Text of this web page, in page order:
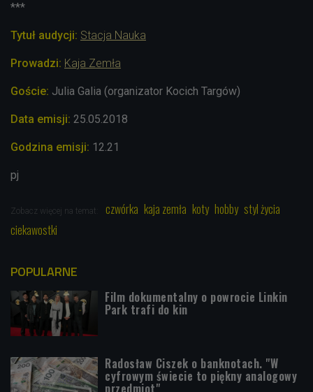
***
Tytuł audycji: Stacja Nauka
Prowadzi: Kaja Zemła
Goście: Julia Galia (organizator Kocich Targów)
Data emisji: 25 .05. 2018
Godzina emisji: 12.21
pj
Zobacz więcej na temat: czwórka kaja zemła koty hobby styl życia
ciekawostki
POPULARNE
Film dokumentalny o powrocie Linkin
Park trafi do kin
Radosław Ciszek o banknotach. "W
cyfrowym świecie to piękny analogowy
przedmiot"